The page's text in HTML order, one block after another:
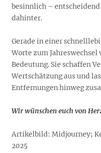
besinnlich –
dahinter.
Gerade in einer
Worte zum Jahreswechsel
Bedeutung. Sie schaffen
Wertschätzung aus und
Entfernungen hinweg
Wir wünschen euch von
Artikelbild: Midjourney;
2025